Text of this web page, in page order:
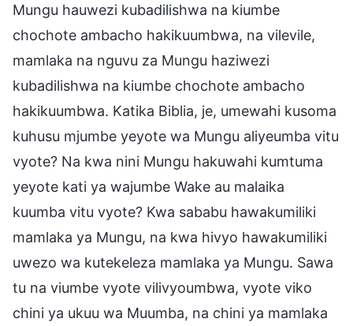
Mungu hauwezi kubadilishwa na kiumbe
chochote ambacho hakikuumbwa, na vilevile,
mamlaka na nguvu za Mungu haziwezi
kubadilishwa na kiumbe chochote ambacho
hakikuumbwa. Katika Biblia, je, umewahi kusoma
kuhusu mjumbe yeyote wa Mungu aliyeumba vitu
vyote? Na kwa nini Mungu hakuwahi kumtuma
yeyote kati ya wajumbe Wake au malaika
kuumba vitu vyote? Kwa sababu hawakumiliki
mamlaka ya Mungu, na kwa hivyo hawakumiliki
uwezo wa kutekeleza mamlaka ya Mungu. Sawa
tu na viumbe vyote vilivyoumbwa, vyote viko
chini ya ukuu wa Muumba, na chini ya mamlaka